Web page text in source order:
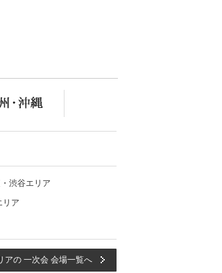
渋谷エリア
リア
アの 一次会 会場一覧へ